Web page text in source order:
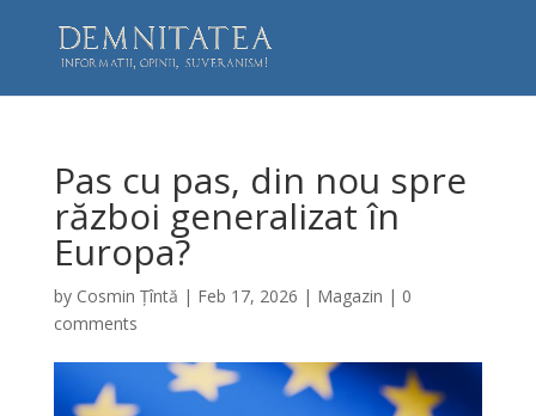
Pas cu pas, din nou spre
război generalizat în
Europa?
by Cosmin Țîntă | Feb 17, 2026 | Magazin | 0
comments